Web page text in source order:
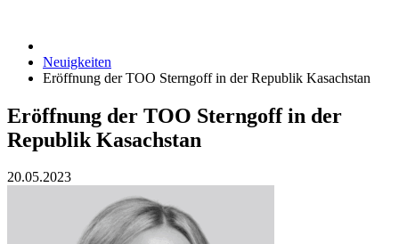
Neuigkeiten
Eröffnung der TOO Sterngoff in der Republik Kasachstan
Eröffnung der TOO Sterngoff in der
Republik Kasachstan
20.05.2023